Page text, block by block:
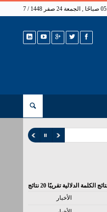
الكلمة الدلالية تقريبًا 20 نتائج
الأخبار